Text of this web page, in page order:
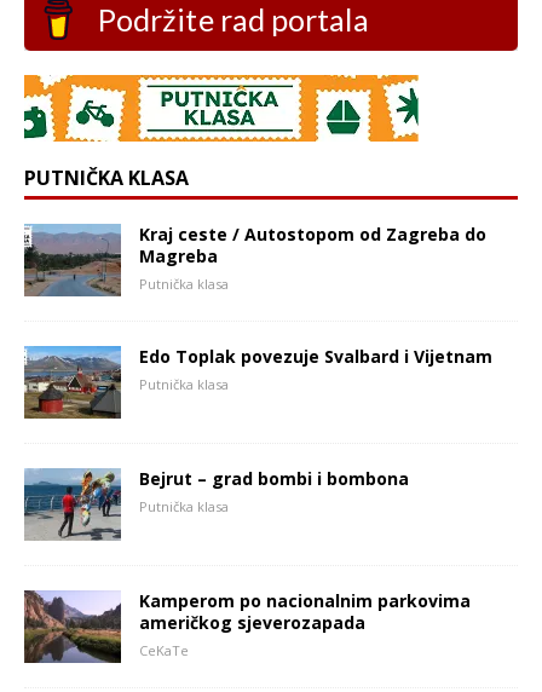
Podržite rad portala
PUTNIČKA KLASA
Kraj ceste / Autostopom od Zagreba do
Magreba
Putnička klasa
Edo Toplak povezuje Svalbard i Vijetnam
Putnička klasa
Bejrut – grad bombi i bombona
Putnička klasa
Kamperom po nacionalnim parkovima
američkog sjeverozapada
CeKaTe